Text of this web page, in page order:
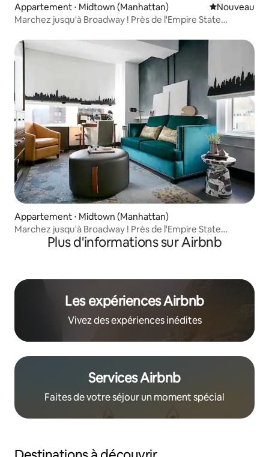
Appartement ⋅ Midtown (Manhattan) Nouvel
Nouveau
Marchez jusqu'à Broadway ! Près de l'Empire State
Appartement ⋅ Midtown (Manhattan)
Marchez jusqu'à Broadway ! Près de l'Empire State
Plus d'informations sur Airbnb
Les expériences Airbnb
Vivez des expériences inédites
Services Airbnb
Faites de votre séjour un moment spécial